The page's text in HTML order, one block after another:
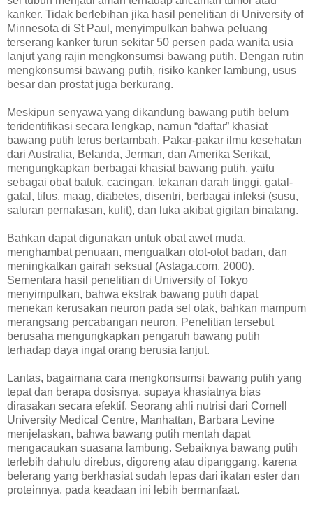
kanker. Tidak berlebihan jika hasil penelitian di University of
Minnesota di St Paul, menyimpulkan bahwa peluang
terserang kanker turun sekitar 50 persen pada wanita usia
lanjut yang rajin mengkonsumsi bawang putih. Dengan rutin
mengkonsumsi bawang putih, risiko kanker lambung, usus
besar dan prostat juga berkurang.
Meskipun senyawa yang dikandung bawang putih belum
teridentifikasi secara lengkap, namun “daftar” khasiat
bawang putih terus bertambah. Pakar-pakar ilmu kesehatan
dari Australia, Belanda, Jerman, dan Amerika Serikat,
mengungkapkan berbagai khasiat bawang putih, yaitu
sebagai obat batuk, cacingan, tekanan darah tinggi, gatal-
gatal, tifus, maag, diabetes, disentri, berbagai infeksi (susu,
saluran pernafasan, kulit), dan luka akibat gigitan binatang.
Bahkan dapat digunakan untuk obat awet muda,
menghambat penuaan, menguatkan otot-otot badan, dan
meningkatkan gairah seksual (Astaga.com, 2000).
Sementara hasil penelitian di University of Tokyo
menyimpulkan, bahwa ekstrak bawang putih dapat
menekan kerusakan neuron pada sel otak, bahkan mampum
merangsang percabangan neuron. Penelitian tersebut
berusaha mengungkapkan pengaruh bawang putih
terhadap daya ingat orang berusia lanjut.
Lantas, bagaimana cara mengkonsumsi bawang putih yang
tepat dan berapa dosisnya, supaya khasiatnya bias
dirasakan secara efektif. Seorang ahli nutrisi dari Cornell
University Medical Centre, Manhattan, Barbara Levine
menjelaskan, bahwa bawang putih mentah dapat
mengacaukan suasana lambung. Sebaiknya bawang putih
terlebih dahulu direbus, digoreng atau dipanggang, karena
belerang yang berkhasiat sudah lepas dari ikatan ester dan
proteinnya, pada keadaan ini lebih bermanfaat.